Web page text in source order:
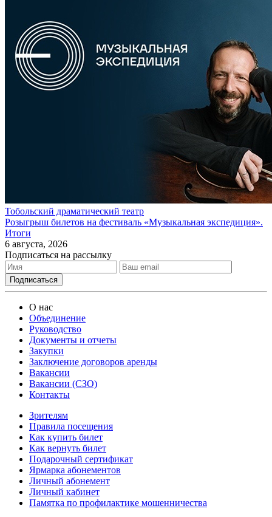
Тобольский драматический театр
Розыгрыш билетов на фестиваль «Музыкальная экспедиция».
Итоги
6 августа, 2026
Подписаться на рассылку
О нас
Объединение
Руководство
Документы и отчеты
Закупки
Заключение договоров аренды
Вакансии
Вакансии (СЗО)
Контакты
Зрителям
Правила посещения
Как купить билет
Как вернуть билет
Подарочный сертификат
Ярмарка абонементов
Личный абонемент
Личный кабинет
Памятка по профилактике мошенничества